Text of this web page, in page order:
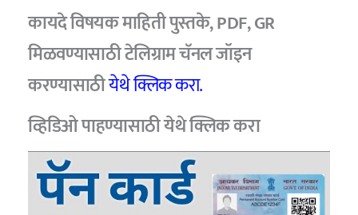
कायदे विषयक माहिती पुस्तके, PDF, GR
मिळवण्यासाठी टेलिग्राम चॅनल जॉइन
करण्यासाठीयेथे क्लिक करा.
व्हिडिओ पाहण्यासाठीयेथे क्लिक करा